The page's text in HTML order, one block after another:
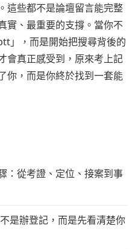
這些都不是論壇留言能完整
實、最重要的支撐。當你不
」，而是開始把搜尋背後的
會真正感受到，原來考上記
你，而是你終於找到一套能
：從考證、定位、接案到事
是辦登記，而是先看清楚你